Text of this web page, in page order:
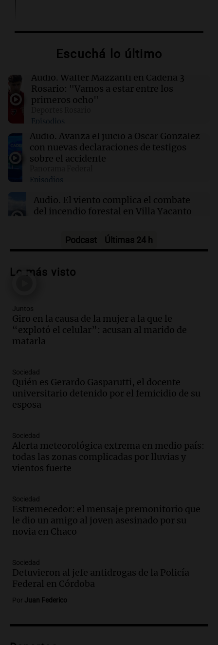
Kellogg adelanta la eliminación de colorantes
14:05 Deportes
Rodri Hernández elige Barcelona y rechaza al
Real Madrid en un traspaso millonario
14:04 Tecnología
TikTok despide a 250 empleados y cierra su
oficina en Nashville
La cuarta fecha del Torneo Clausura arranca
Escuchá lo último
Audio. Walter Mazzanti en Cadena 3
Rosario: "Vamos a estar entre los
primeros ocho"
Episodios
Audio. Avanza el juicio a Oscar González
con nuevas declaraciones de testigos
sobre el accidente
Episodios
Audio. El viento complica el combate
del incendio forestal en Villa Yacanto
Audio.Las claves del giro en la causa de
detuvieron a su esposo
Audio.
candidato a gobernador de Mendoza
para 2027
Panorama Federal
Audio.
del paso internacional por intenso
temporal de nieve en la alta montaña
Panorama Federal
Miguel de Tucumán solicitará informe
tras explosión mortal en edificio
Panorama Federal
Episodios
Miguel de Tucumán pide informe tras
explosión en edificio de Montiagudo
Panorama Federal
Episodios
arrestar y agredir a una niña de 13 años
en Tucumán
Panorama Federal
Audio.Fuertes vientos afectan a Tafí del
causan daños
Podcast Últimas 24 h
Lo más visto
Juntos
Giro en la causa de la mujer a la que le
“explotó el celular”: acusan al marido de
matarla
Sociedad
Quién es Gerardo Gasparutti, el docente
universitario detenido por el femicidio de su
esposa
Sociedad
Alerta meteorológica extrema en medio país:
todas las zonas complicadas por lluvias y
vientos fuerte
Sociedad
Estremecedor: el mensaje premonitorio que
le dio un amigo al joven asesinado por su
novia en Chaco
Sociedad
Detuvieron al jefe antidrogas de la Policía
Federal en Córdoba
Por Juan Federico